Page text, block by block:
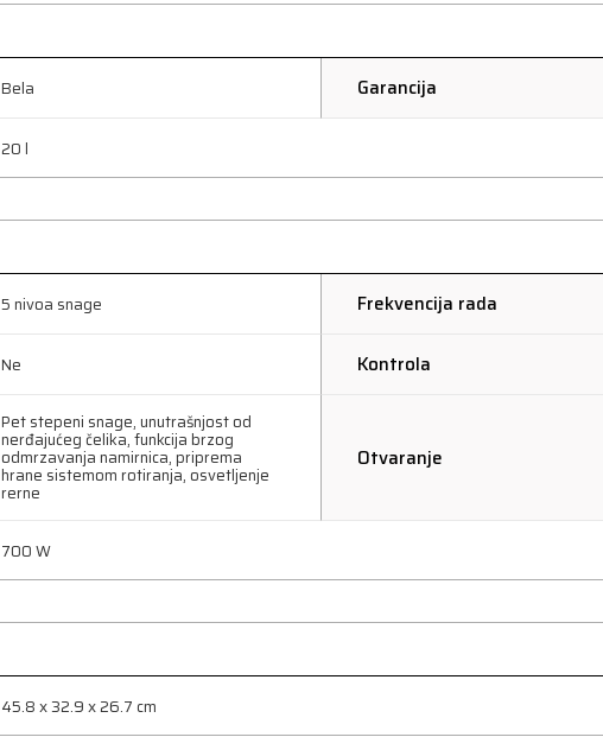
Bela Garancija
20 l
5 nivoa snage Frekvencija rada
Ne Kontrola
Pet stepeni snage, unutrašnjost od
nerđajućeg čelika, funkcija brzog
odmrzavanja namirnica, priprema
hrane sistemom rotiranja, osvetljenje
rerne
Otvaranje
700 W
45.8 x 32.9 x 26.7 cm